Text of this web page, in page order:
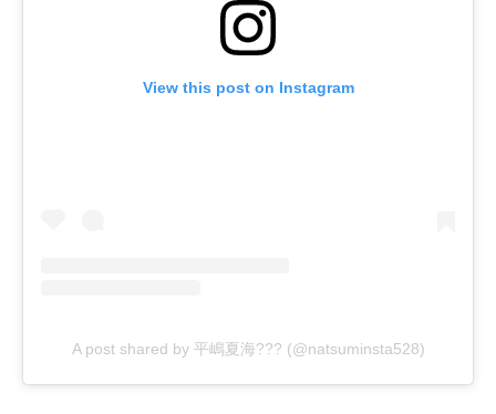
View this post on Instagram
A post shared by 平嶋夏海??? (@natsuminsta528)